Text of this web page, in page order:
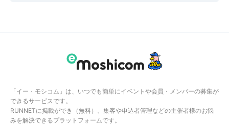
「イー・モシコム」は、いつでも簡単にイベントや会員・メンバーの募集が
できるサービスです。
RUNNETに掲載ができ（無料）、集客や申込者管理などの主催者様のお悩
みを解決できるプラットフォームです。